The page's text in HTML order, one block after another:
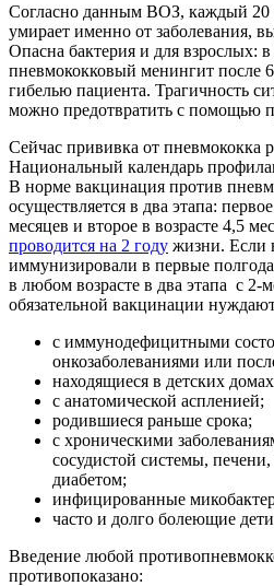
Согласно данным ВОЗ, каждый 20
умирает именно от заболевания,
Опасна бактерия и для взрослых: в
пневмококковый менингит после
гибелью пациента. Трагичность
можно предотвратить с помощью
Сейчас прививка от пневмококка
Национальный календарь
В норме вакцинация против
осуществляется в два этапа:
месяцев и второе в возрасте 4,5
проводится на 2 году жизни. Если
иммунизировали в первые
в любом возрасте в два этапа с
обязательной вакцинации
с иммунодефицитными
онкозаболеваниями или
находящиеся в детских
с анатомической аспленией;
родившиеся раньше срока;
с хроническими
сосудистой системы,
диабетом;
инфицированные
часто и долго болеющие
Введение любой
противопоказано: